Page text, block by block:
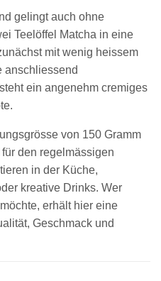
gelingt auch ohne
Teelöffel Matcha in eine
mit wenig heissem
anschliessend
ein angenehm cremiges
von 150 Gramm
den regelmässigen
in der Küche,
kreative Drinks. Wer
erhält hier eine
Geschmack und